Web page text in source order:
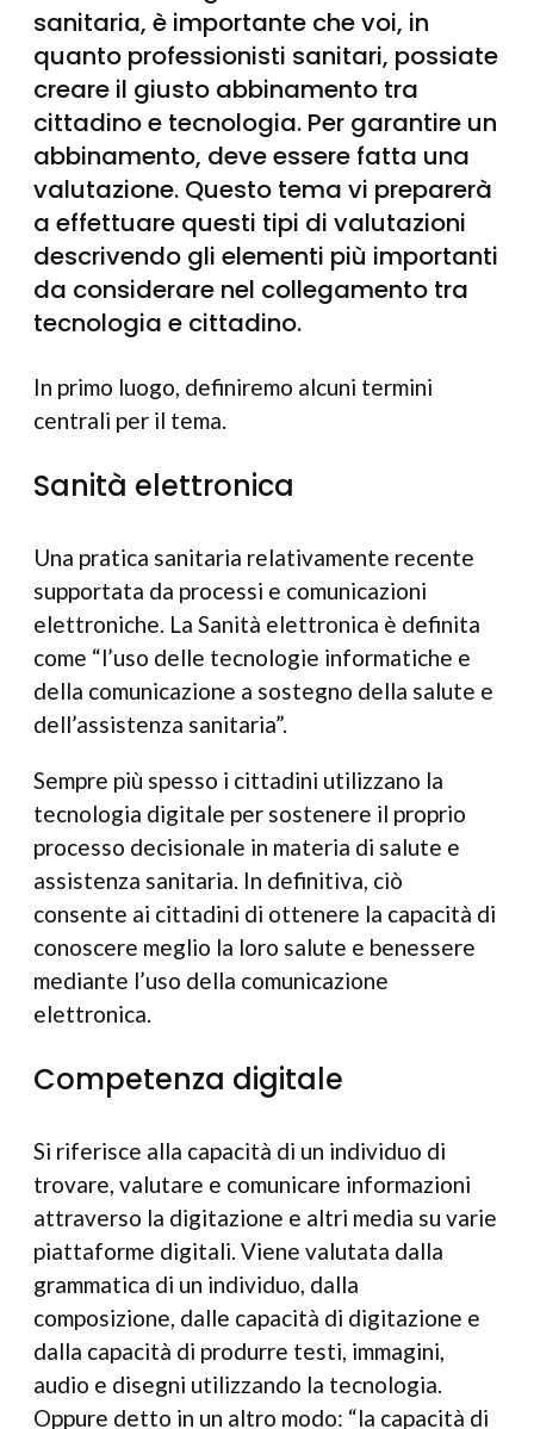
sanitaria, è importante che voi, in
quanto professionisti sanitari, possiate
creare il giusto abbinamento tra
cittadino e tecnologia. Per garantire un
abbinamento, deve essere fatta una
valutazione. Questo tema vi preparerà
a effettuare questi tipi di valutazioni
descrivendo gli elementi più importanti
da considerare nel collegamento tra
tecnologia e cittadino.
In primo luogo, definiremo alcuni termini
centrali per il tema.
Sanità elettronica
Una pratica sanitaria relativamente recente
supportata da processi e comunicazioni
elettroniche. La Sanità elettronica è definita
come “l’uso delle tecnologie informatiche e
della comunicazione a sostegno della salute e
dell’assistenza sanitaria”.
Sempre più spesso i cittadini utilizzano la
tecnologia digitale per sostenere il proprio
processo decisionale in materia di salute e
assistenza sanitaria. In definitiva, ciò
consente ai cittadini di ottenere la capacità di
conoscere meglio la loro salute e benessere
mediante l’uso della comunicazione
elettronica.
Competenza digitale
Si riferisce alla capacità di un individuo di
trovare, valutare e comunicare informazioni
attraverso la digitazione e altri media su varie
piattaforme digitali. Viene valutata dalla
grammatica di un individuo, dalla
composizione, dalle capacità di digitazione e
dalla capacità di produrre testi, immagini,
audio e disegni utilizzando la tecnologia.
Oppure detto in un altro modo: “la capacità di